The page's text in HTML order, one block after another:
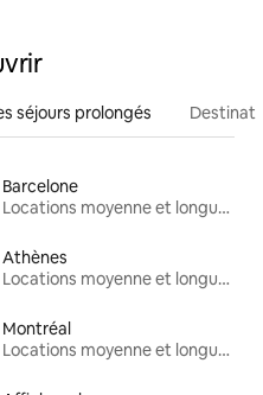
séjours prolongés
Barcelone
Locations moyenne et longue durée
Athènes
Locations moyenne et longue durée
Montréal
Locations moyenne et longue durée